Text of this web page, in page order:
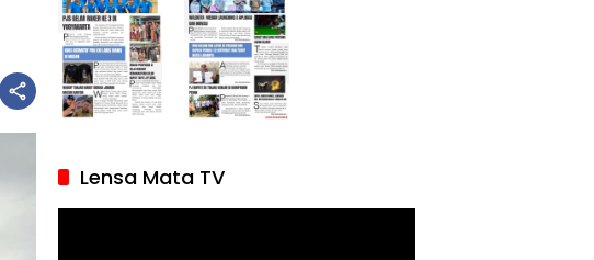
Lensa Mata TV